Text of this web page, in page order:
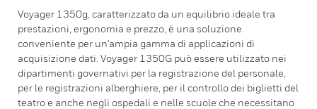
Voyager 1350g, caratterizzato da un equilibrio ideale tra
prestazioni, ergonomia e prezzo, è una soluzione
conveniente per un'ampia gamma di applicazioni di
acquisizione dati. Voyager 1350G può essere utilizzato nei
dipartimenti governativi per la registrazione del personale,
per le registrazioni alberghiere, per il controllo dei biglietti del
teatro e anche negli ospedali e nelle scuole che necessitano